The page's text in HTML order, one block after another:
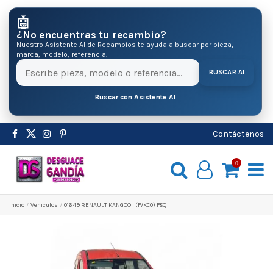
🤖
¿No encuentras tu recambio?
Nuestro Asistente AI de Recambios te ayuda a buscar por pieza,
marca, modelo, referencia.
BUSCAR AI
Buscar con Asistente AI
Contáctenos
0
Inicio Vehiculos 01649 RENAULT KANGOO I (F/KC0) F8Q